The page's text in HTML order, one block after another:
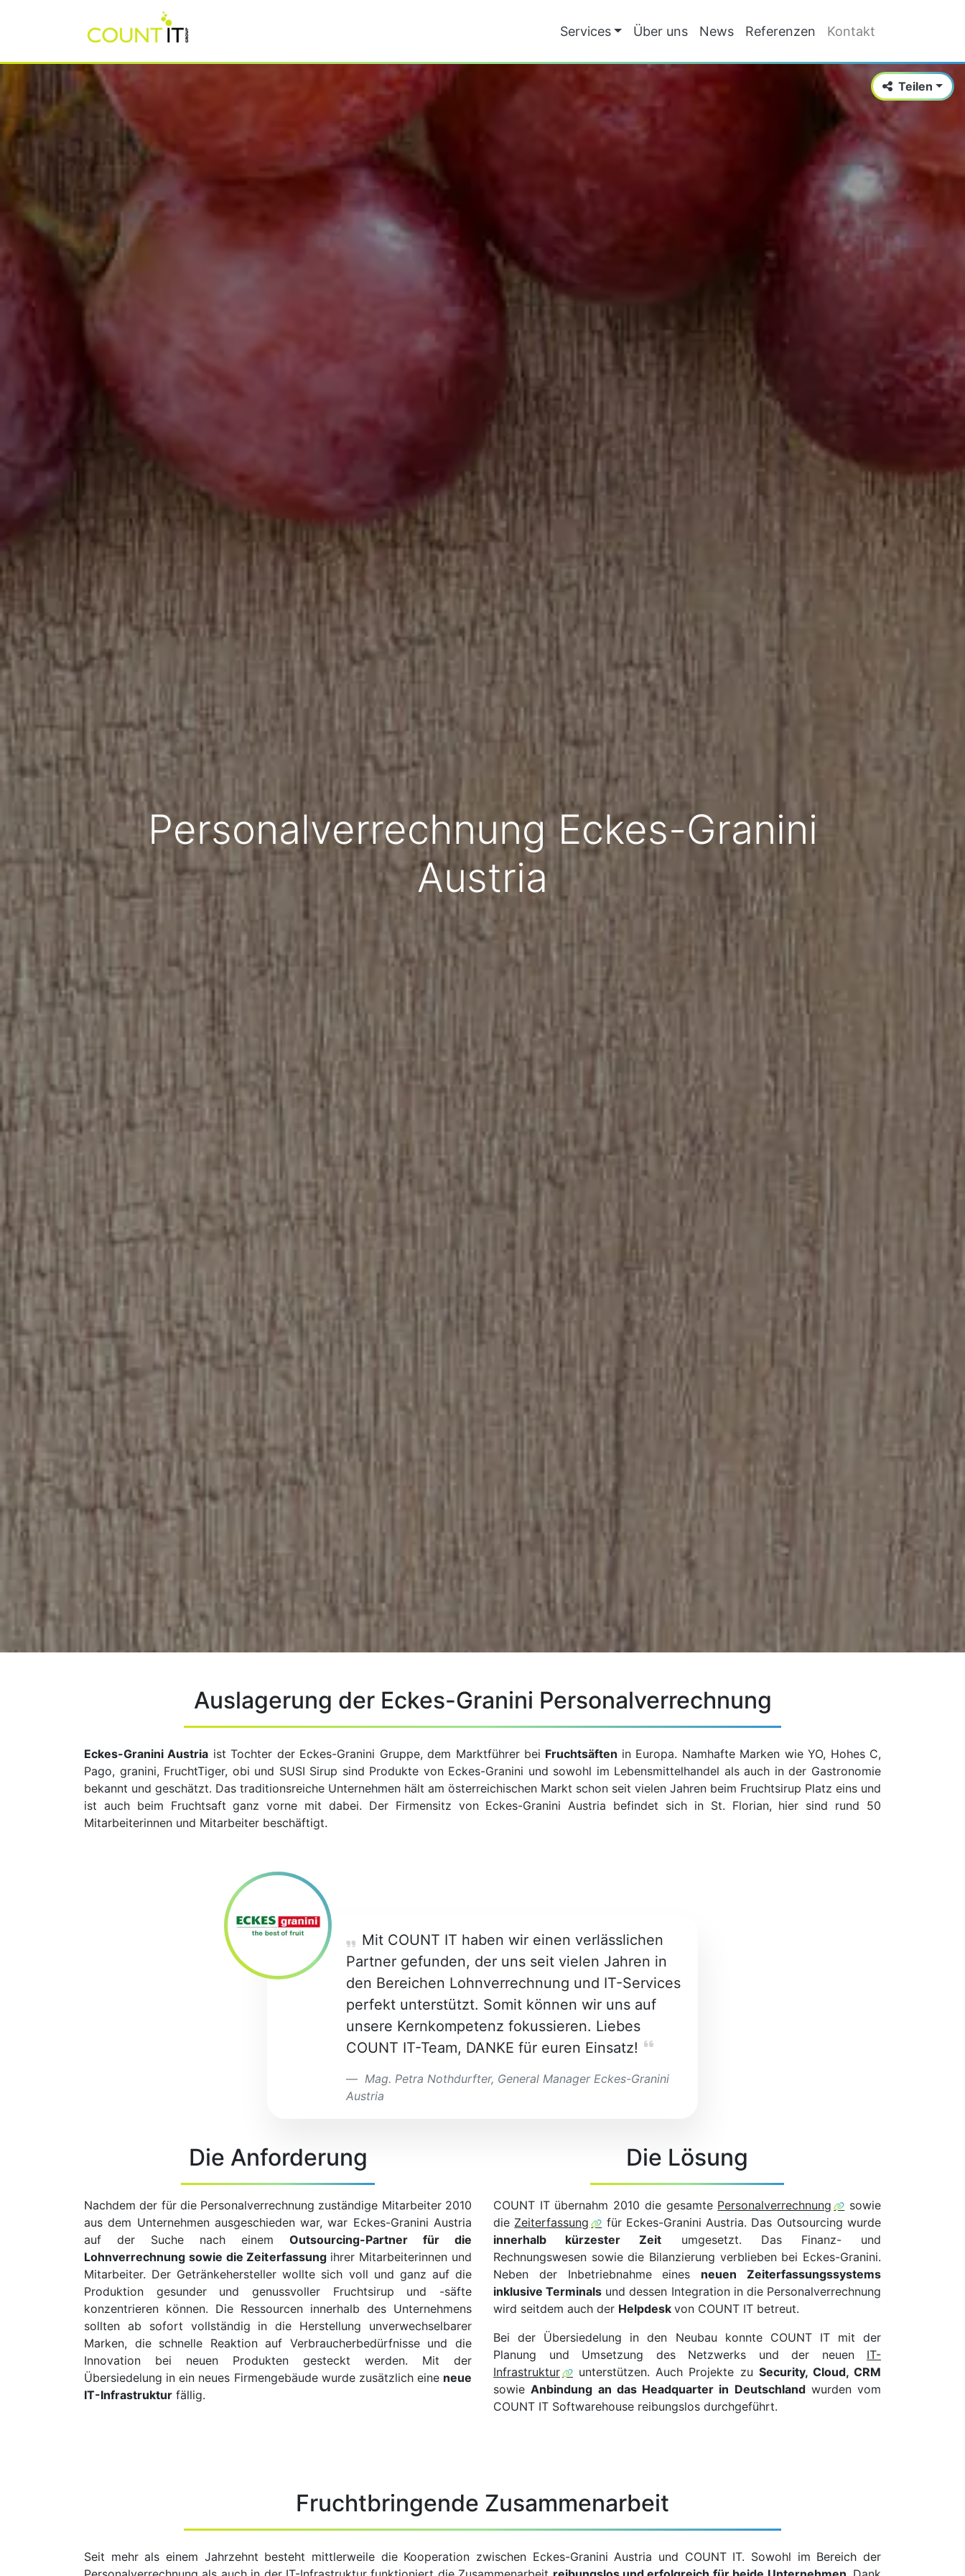
Services Über uns News Referenzen Kontakt
Teilen
Personal­verrechnung Eckes-­Granini
Austria
Auslagerung der Eckes-Granini Personalverrechnung
Eckes-Granini Austria ist Tochter der Eckes-Granini Gruppe, dem Marktführer bei Fruchtsäften in Europa. Namhafte Marken wie YO, Hohes C,
Pago, granini, FruchtTiger, obi und SUSI Sirup sind Produkte von Eckes-Granini und sowohl im Lebensmittelhandel als auch in der Gastronomie
bekannt und geschätzt. Das traditionsreiche Unternehmen hält am österreichischen Markt schon seit vielen Jahren beim Fruchtsirup Platz eins und
ist auch beim Fruchtsaft ganz vorne mit dabei. Der Firmensitz von Eckes-Granini Austria befindet sich in St. Florian, hier sind rund 50
Mitarbeiterinnen und Mitarbeiter beschäftigt.
Mit COUNT IT haben wir einen verlässlichen
Partner gefunden, der uns seit vielen Jahren in
den Bereichen Lohnverrechnung und IT-Services
perfekt unterstützt. Somit können wir uns auf
unsere Kernkompetenz fokussieren. Liebes
COUNT IT-Team, DANKE für euren Einsatz!
Mag. Petra Nothdurfter, General Manager Eckes-Granini
Austria
Die Anforderung
Nachdem der für die Personalverrechnung zuständige Mitarbeiter 2010
aus dem Unternehmen ausgeschieden war, war Eckes-Granini Austria
auf der Suche nach einem Outsourcing-Partner für die
Lohnverrechnung sowie die Zeiterfassungihrer Mitarbeiterinnen und
Mitarbeiter. Der Getränkehersteller wollte sich voll und ganz auf die
Produktion gesunder und genussvoller Fruchtsirup und -säfte
konzentrieren können. Die Ressourcen innerhalb des Unternehmens
sollten ab sofort vollständig in die Herstellung unverwechselbarer
Marken, die schnelle Reaktion auf Verbraucherbedürfnisse und die
Innovation bei neuen Produkten gesteckt werden. Mit der
Übersiedelung in ein neues Firmengebäude wurde zusätzlich eine neue
IT-Infrastruktur fällig.
Die Lösung
COUNT IT übernahm 2010 die gesamte Personalverrechnung
sowie
die Zeiterfassung
für Eckes-Granini Austria. Das Outsourcing wurde
innerhalb kürzester Zeit umgesetzt. Das Finanz- und
Rechnungswesen sowie die Bilanzierung verblieben bei Eckes-Granini.
Neben der Inbetriebnahme eines neuen Zeiterfassungssystems
inklusive Terminals und dessen Integration in die Personalverrechnung
wird seitdem auch der Helpdesk von COUNT IT betreut.
Bei der Übersiedelung in den Neubau konnte COUNT IT mit der
Planung und Umsetzung des Netzwerks und der neuen IT-
Infrastruktur
unterstützen. Auch Projekte zu Security, Cloud, CRM
sowieAnbindung an das Headquarter in Deutschlandwurden vom
COUNT IT Softwarehouse reibungslos durchgeführt.
Fruchtbringende Zusammenarbeit
Seit mehr als einem Jahrzehnt besteht mittlerweile die Kooperation zwischen Eckes-Granini Austria und COUNT IT. Sowohl im Bereich der